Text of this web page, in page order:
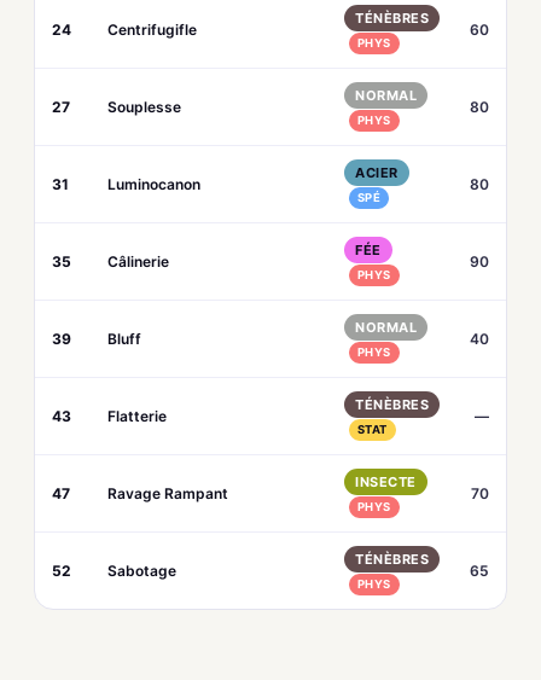
24 Centrifugifle
TÉNÈBRES
PHYS
60
27 Souplesse
NORMAL
PHYS
80
31 Luminocanon
ACIER
SPÉ
80
35 Câlinerie
FÉE
PHYS
90
39 Bluff
NORMAL
PHYS
40
43 Flatterie
TÉNÈBRES
STAT
—
47 Ravage Rampant
INSECTE
PHYS
70
52 Sabotage
TÉNÈBRES
PHYS
65